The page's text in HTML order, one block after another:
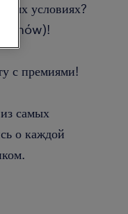
условиях?
с премиями!
самых
о каждой